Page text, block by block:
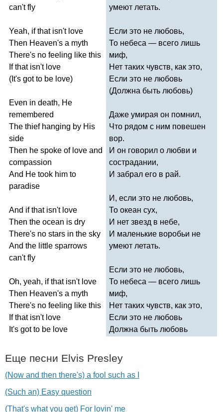
can't fly
Yeah, if that isn't love
Then Heaven's a myth
There's no feeling like this
If that isn't love
( It's got to be love)
Even in death, He
remembered
The thief hanging by His
side
Then he spoke of love and
compassion
And He took him to
paradise
And if that isn't love
Then the ocean is dry
There's no stars in the sky
And the little sparrows
can't fly
Oh, yeah, if that isn't love
Then Heaven's a myth
There's no feeling like this
If that isn't love
It's got to be love
умеют летать.
Если это не любовь,
То небеса — всего лишь
миф,
Нет таких чувств, как это,
Если это не любовь
(Должна быть любовь)
Даже умирая он помнил,
Что рядом с ним повешен
вор.
И он говорил о любви и
сострадании,
И забрал его в рай.
И, если это не любовь,
То океан сух,
И нет звезд в небе,
И маленькие воробьи не
умеют летать.
Если это не любовь,
То небеса — всего лишь
миф,
Нет таких чувств, как это,
Если это не любовь
Должна быть любовь
Еще песни Elvis Presley
(Now and then there's) a fool such as I
(Such an) Easy question
(That's what you get) For lovin' me